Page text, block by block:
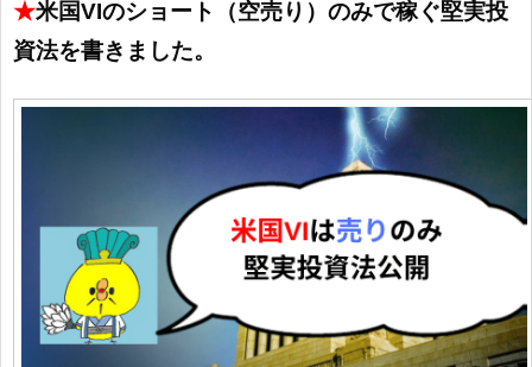
★米国VIのショート（空売り）のみで稼ぐ堅実投
資法を書きました。